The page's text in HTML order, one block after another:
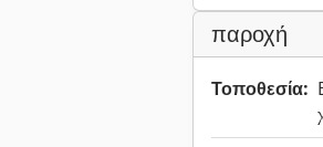
παροχή
Τοποθεσία: